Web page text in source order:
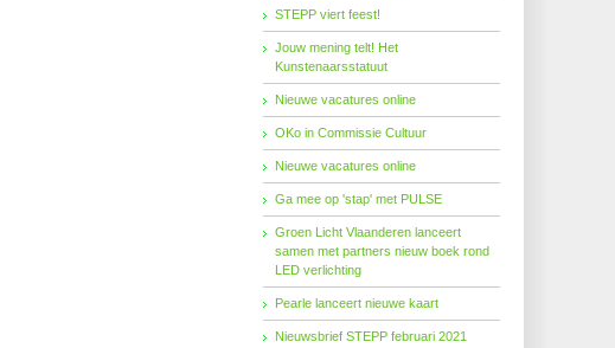
STEPP viert feest!
Jouw mening telt! Het
Kunstenaarsstatuut
Nieuwe vacatures online
OKo in Commissie Cultuur
Nieuwe vacatures online
Ga mee op 'stap' met PULSE
Groen Licht Vlaanderen lanceert
samen met partners nieuw boek rond
LED verlichting
Pearle lanceert nieuwe kaart
Nieuwsbrief STEPP februari 2021